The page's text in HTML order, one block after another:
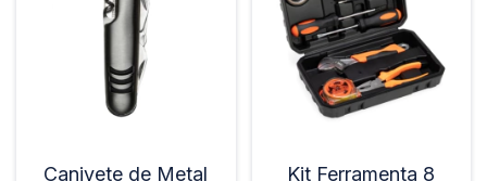
Canivete de Metal
Kit Ferramenta 8